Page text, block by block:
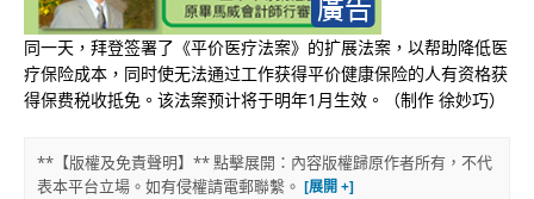
同一天，拜登签署了《平价医疗法案》的扩展法案，以帮助降低医
疗保险成本，同时使无法通过工作获得平价健康保险的人有资格获
得保费税收抵免。该法案预计将于明年1月生效。（制作 徐妙巧）
**【版權及免責聲明】** 點擊展開：內容版權歸原作者所有，不代
表本平台立場。如有侵權請電郵聯繫。